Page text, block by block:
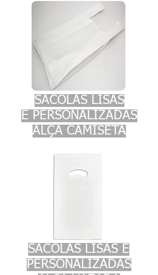
SACOLAS LISAS
E PERSONALIZADAS
ALÇA CAMISETA
SACOLAS LISAS E
PERSONALIZADAS